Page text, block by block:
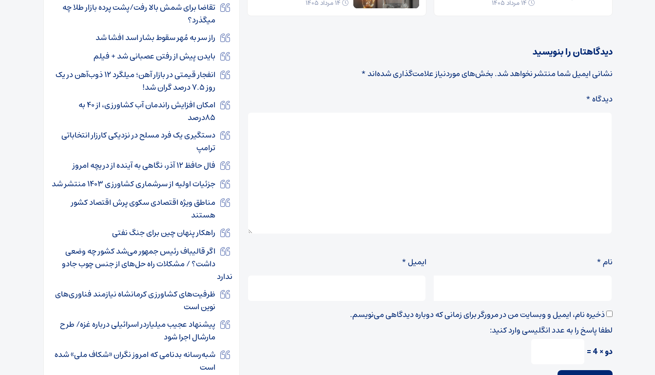
دیدگاهتان را بنویسید
نشانی ایمیل شما منتشر نخواهد شد.بخش‌های موردنیاز علامت‌گذاری شده‌اند*
دیدگاه*
نام* ایمیل*
ذخیره نام، ایمیل و وبسایت من در مرورگر برای زمانی که دوباره دیدگاهی می‌نویسم.
لطفا پاسخ را به عدد انگلیسی وارد کنید:
دو × 4 =
تقاضا برای شمش بالا رفت/پشت پرده بازار طلا چه
میگذرد؟
راز سر به مُهر سقوط بشار اسد افشا شد
بایدن پیش از رفتن عصبانی شد + فیلم
انفجار قیمتی در بازار آهن؛ میلگرد ۱۲ ذوب‌آهن در یک
روز ۷.۵ درصد گران شد!
امکان افزایش راندمان آب کشاورزی، از ۴۰ به
۸۵درصد
دستگیری یک فرد مسلح در نزدیکی کارزار انتخاباتی
ترامپ
فال حافظ ۱۲ آذر، نگاهی به آینده از دریچه امروز
جزئیات اولیه از سرشماری کشاورزی ۱۴۰۳ منتشر شد
مناطق ویژه اقتصادی سکوی پرش اقتصاد کشور
هستند
راهکار پنهان چین برای جنگ نفتی
اگر قالیباف رئیس جمهور می‌شد کشور چه وضعی
داشت؟ / مشکلات راه حل‌های از جنس چوب جادو
ندارد
ظرفیت‌های کشاورزی کرمانشاه نیازمند فناوری‌های
نوین است
پیشنهاد عجیب میلیاردر اسرائیلی درباره غزه/ طرح
مارشال اجرا شود
شبه‌رسانه بدنامی که امروز نگران «شکاف ملی» شده
است